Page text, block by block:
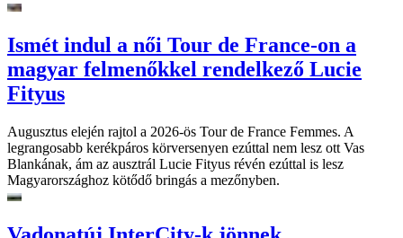
Ismét indul a női Tour de France-on a
magyar felmenőkkel rendelkező Lucie
Fityus
Augusztus elején rajtol a 2026-ös Tour de France Femmes. A
legrangosabb kerékpáros körversenyen ezúttal nem lesz ott Vas
Blankának, ám az ausztrál Lucie Fityus révén ezúttal is lesz
Magyarországhoz kötődő bringás a mezőnyben.